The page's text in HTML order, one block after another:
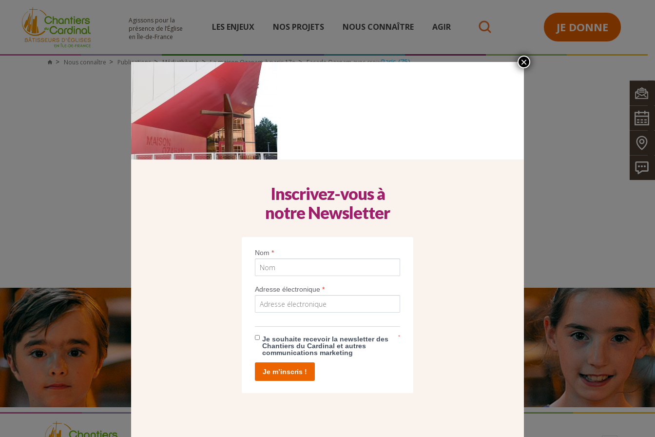
Agissons pour la
présence de l’Église
en Île-de-France
LES ENJEUX NOS PROJETS NOUS CONNAÎTRE AGIR JE DONNE
Chantiers
Nous connaître Publications Médiathèque Paris (75)
La maison Ozanam à paris 17e Façade Ozanam avec croix
FAÇADE OZANAM AVEC CROIX
SEUL VOTRE DON
NOUS PERMET D’AGIR
Inscrivez-vous à
notre Newsletter
Nom*
Adresse électronique*
Je souhaite recevoir la newsletter des
Chantiers du Cardinal et autres
communications marketing
*
Je m’inscris !
×